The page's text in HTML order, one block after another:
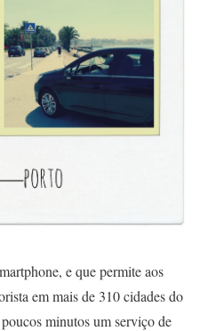
e que permite aos
em mais de 310 cidades do
minutos um serviço de